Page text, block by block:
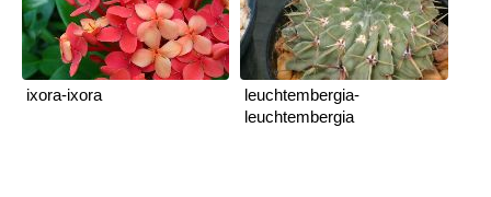
ixora-ixora
leuchtembergia-
leuchtembergia